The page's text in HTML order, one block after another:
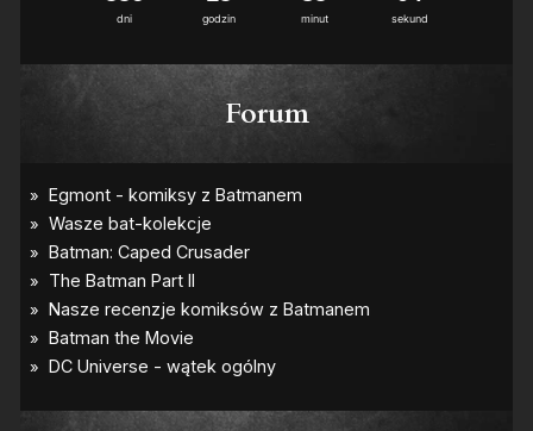
dni godzin minut sekund
Forum